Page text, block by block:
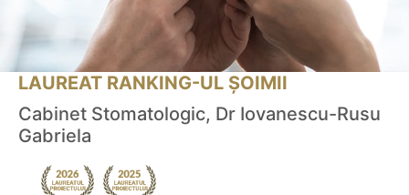
LAUREAT RANKING-UL ȘOIMII
Cabinet Stomatologic, Dr Iovanescu-Rusu
Gabriela